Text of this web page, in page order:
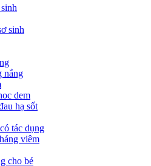
sinh
nắng
dem
hạ sốt
tác dụng
viêm
cho bé